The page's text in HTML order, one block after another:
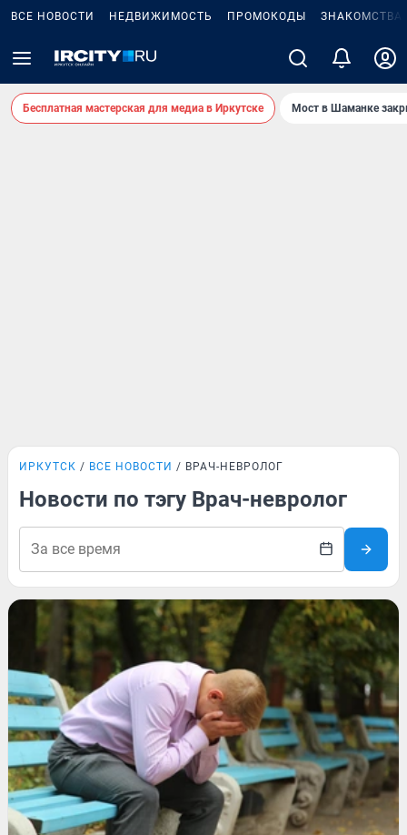
ВСЕ НОВОСТИ НЕДВИЖИМОСТЬ ПРОМОКОДЫ ЗНАКОМСТВА
Бесплатная мастерская для медиа в Иркутске Мост в Шаманке
ИРКУТСК ВСЕ НОВОСТИ ВРАЧ-НЕВРОЛОГ
Новости по тэгу Врач-невролог